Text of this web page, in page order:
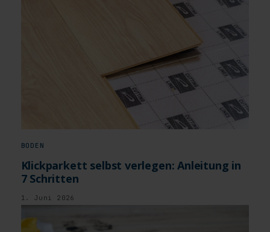
BODEN
Klickparkett selbst verlegen: Anleitung in
7 Schritten
1. Juni 2026